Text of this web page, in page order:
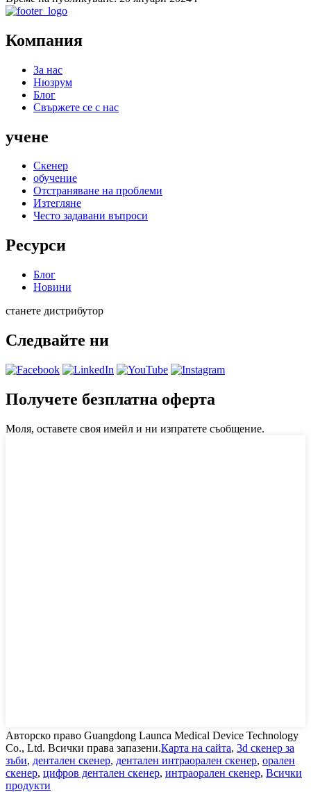
Компания
За нас
Нюзрум
Блог
Свържете се с нас
учене
Скенер
обучение
Отстраняване на проблеми
Изтегляне
Често задавани въпроси
Ресурси
Блог
Новини
станете дистрибутор
Следвайте ни
Получете безплатна оферта
Моля, оставете своя имейл и ни изпратете съобщение.
Авторско право Guangdong Launca Medical Device Technology
Co., Ltd. Всички права запазени.Карта на сайта, 3d скенер за
зъби, дентален скенер, дентален интраорален скенер, орален
скенер, цифров дентален скенер, интраорален скенер, Всички
продукти